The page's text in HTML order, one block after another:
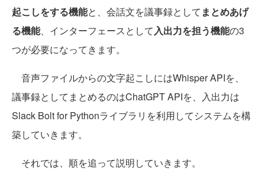
起こしをする機能と、会話文を議事録として まとめあげ
る機能、インターフェースとして入出力を担う機能の3
つが必要になってきます。
音声ファイルからの文字起こしにはWhisper APIを、
議事録としてまとめるのはChatGPT APIを、入出力は
Slack Bolt for Pythonライブラリを利用してシステムを構
築していきます。
それでは、順を追って説明していきます。